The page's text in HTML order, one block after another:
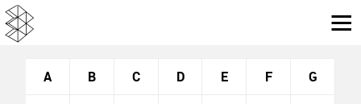
A B C D E F G